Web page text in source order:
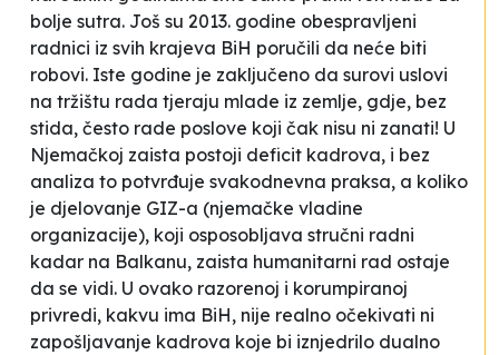
bolje sutra. Još su 2013. godine obespravljeni
radnici iz svih krajeva BiH poručili da neće biti
robovi. Iste godine je zaključeno da surovi uslovi
na tržištu rada tjeraju mlade iz zemlje, gdje, bez
stida, često rade poslove koji čak nisu ni zanati! U
Njemačkoj zaista postoji deficit kadrova, i bez
analiza to potvrđuje svakodnevna praksa, a koliko
je djelovanje GIZ-a (njemačke vladine
organizacije), koji osposobljava stručni radni
kadar na Balkanu, zaista humanitarni rad ostaje
da se vidi. U ovako razorenoj i korumpiranoj
privredi, kakvu ima BiH, nije realno očekivati ni
zapošljavanje kadrova koje bi iznjedrilo dualno